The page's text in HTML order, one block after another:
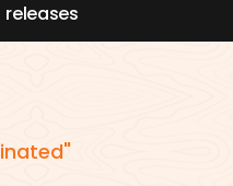
releases